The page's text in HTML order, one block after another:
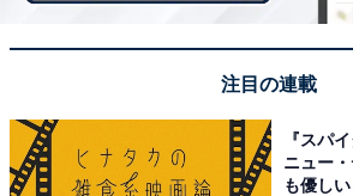
豊かな役柄を演じてきたムロさん。2
『身代わり忠臣蔵』では兄の身代わ
証役を務め、多くの観客の笑いを誘っ
ムロさんを挙げた回答者からは、「
ていて、いろんな表情を見せてくれ
注目の連載
『スパ
ニュー
も優し